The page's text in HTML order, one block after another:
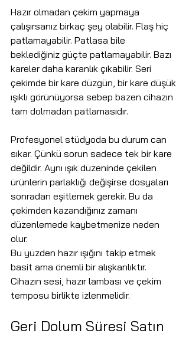
Hazır olmadan çekim yapmaya
çalışırsanız birkaç şey olabilir. Flaş hiç
patlamayabilir. Patlasa bile
beklediğiniz güçte patlamayabilir. Bazı
kareler daha karanlık çıkabilir. Seri
çekimde bir kare düzgün, bir kare düşük
ışıklı görünüyorsa sebep bazen cihazın
tam dolmadan patlamasıdır.
Profesyonel stüdyoda bu durum can
sıkar. Çünkü sorun sadece tek bir kare
değildir. Aynı ışık düzeninde çekilen
ürünlerin parlaklığı değişirse dosyaları
sonradan eşitlemek gerekir. Bu da
çekimden kazandığınız zamanı
düzenlemede kaybetmenize neden
olur.
Bu yüzden hazır ışığını takip etmek
basit ama önemli bir alışkanlıktır.
Cihazın sesi, hazır lambası ve çekim
temposu birlikte izlenmelidir.
Geri Dolum Süresi Satın